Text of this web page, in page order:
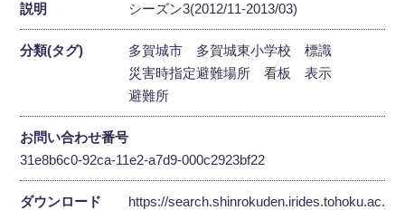
説明 シーズン3(2012/11-2013/03)
分類(タグ) 多賀城市 多賀城東小学校
標識
災害時指定避難場所
看板
表示
避難所
お問い合わせ番号
31e8b6c0-92ca-11e2-a7d9-000c2923bf22
ダウンロード
https://